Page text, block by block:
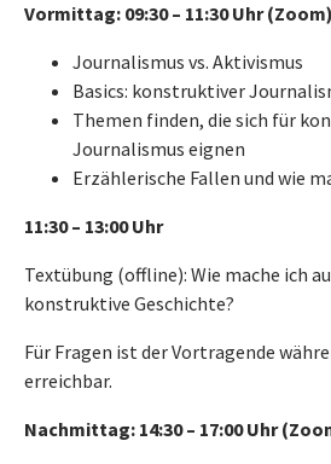
Vormittag: 09:30 – 11:30 Uhr (Zoom)
Journalismus vs. Aktivismus
Basics: konstruktiver
Themen finden, die sich für
Journalismus eignen
Erzählerische Fallen und wie
11:30 – 13:00 Uhr
Textübung (offline): Wie mache ich
konstruktive Geschichte?
Für Fragen ist der Vortragende
erreichbar.
Nachmittag: 14:30 – 17:00 Uhr